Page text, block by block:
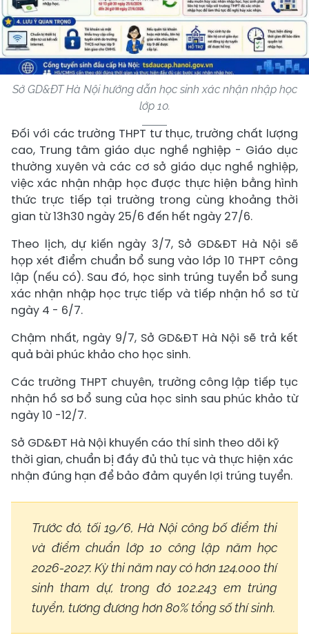
Sở GD&ĐT Hà Nội hướng dẫn học sinh xác nhận nhập học
lớp 10.
Đối với các trường THPT tư thục, trường chất lượng
cao, Trung tâm giáo dục nghề nghiệp - Giáo dục
thường xuyên và các cơ sở giáo dục nghề nghiệp,
việc xác nhận nhập học được thực hiện bằng hình
thức trực tiếp tại trường trong cùng khoảng thời
gian từ 13h30 ngày 25/6 đến hết ngày 27/6.
Theo lịch, dự kiến ngày 3/7, Sở GD&ĐT Hà Nội sẽ
họp xét điểm chuẩn bổ sung vào lớp 10 THPT công
lập (nếu có). Sau đó, học sinh trúng tuyển bổ sung
xác nhận nhập học trực tiếp và tiếp nhận hồ sơ từ
ngày 4 - 6/7.
Chậm nhất, ngày 9/7, Sở GD&ĐT Hà Nội sẽ trả kết
quả bài phúc khảo cho học sinh.
Các trường THPT chuyên, trường công lập tiếp tục
nhận hồ sơ bổ sung của học sinh sau phúc khảo từ
ngày 10 -12/7.
Sở GD&ĐT Hà Nội khuyến cáo thí sinh theo dõi kỹ
thời gian, chuẩn bị đầy đủ thủ tục và thực hiện xác
nhận đúng hạn để bảo đảm quyền lợi trúng tuyển.
Trước đó, tối 19/6, Hà Nội công bố điểm thi
và điểm chuẩn lớp 10 công lập năm học
2026-2027. Kỳ thi năm nay có hơn 124.000 thí
sinh tham dự, trong đó 102.243 em trúng
tuyển, tương đương hơn 80% tổng số thí sinh.